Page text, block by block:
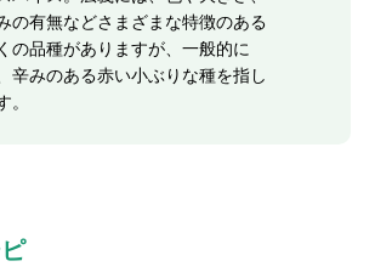
の有無などさまざまな特徴のある
の品種がありますが、一般的に
辛みのある赤い小ぶりな種を指し
。